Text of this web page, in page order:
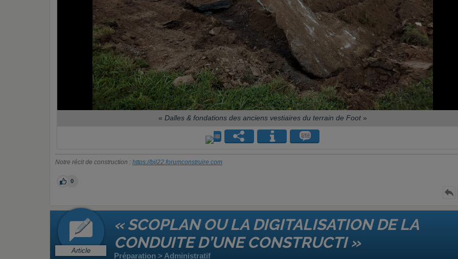
« Dalles & fondations des anciens vestiaires du terrain de Foot»
Notre récit de construction : https://bil22.forumconstruire.com
0
Article
« SCOPLAN OU LA DIGITALISATION DE LA
CONDUITE D’UNE CONSTRUCTI »
Préparation > Administratif